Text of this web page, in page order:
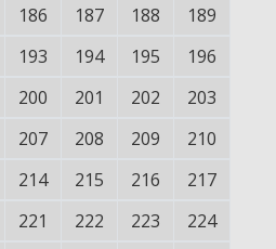
186 187 188
189
193 194 195
196
200 201 202
203
207 208 209
210
214 215 216
217
221 222 223
224